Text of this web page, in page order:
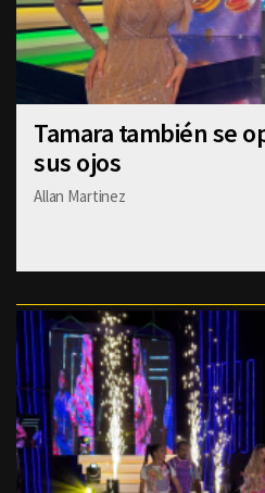
Tamara también se
sus ojos
Allan Martinez